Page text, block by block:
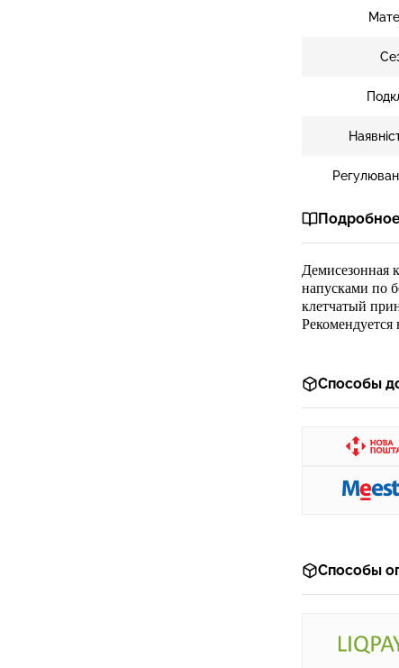
Демисезонная
напусками по
клетчатый
Рекомендуется
Способы
Способы